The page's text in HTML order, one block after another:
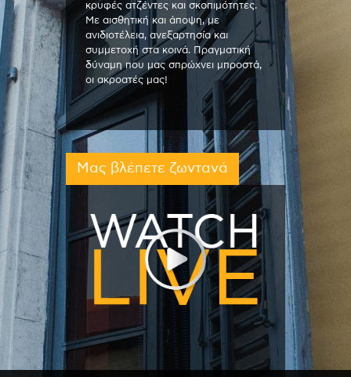
κρυφές ατζέντες και σκοπιμότητες.
Με αισθητική και άποψη, με
ανιδιοτέλεια, ανεξαρτησία και
συμμετοχή στα κοινά. Πραγματική
δύναμη που μας σπρώχνει μπροστά,
οι ακροατές μας!
Μας βλέπετε ζωντανά